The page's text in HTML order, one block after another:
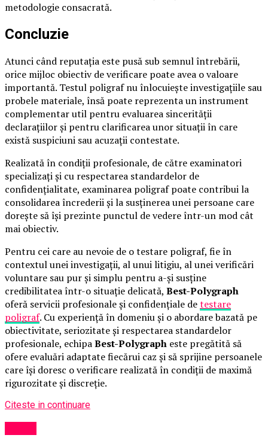
metodologie consacrată.
Concluzie
Atunci când reputația este pusă sub semnul întrebării,
orice mijloc obiectiv de verificare poate avea o valoare
importantă. Testul poligraf nu înlocuiește investigațiile sau
probele materiale, însă poate reprezenta un instrument
complementar util pentru evaluarea sincerității
declarațiilor și pentru clarificarea unor situații în care
există suspiciuni sau acuzații contestate.
Realizată în condiții profesionale, de către examinatori
specializați și cu respectarea standardelor de
confidențialitate, examinarea poligraf poate contribui la
consolidarea încrederii și la susținerea unei persoane care
dorește să își prezinte punctul de vedere într-un mod cât
mai obiectiv.
Pentru cei care au nevoie de o testare poligraf, fie în
contextul unei investigații, al unui litigiu, al unei verificări
voluntare sau pur și simplu pentru a-și susține
credibilitatea într-o situație delicată, Best-Polygraph
oferă servicii profesionale și confidențiale detestare
poligraf. Cu experiență în domeniu și o abordare bazată pe
obiectivitate, seriozitate și respectarea standardelor
profesionale, echipaBest-Polygraph este pregătită să
ofere evaluări adaptate fiecărui caz și să sprijine persoanele
care își doresc o verificare realizată în condiții de maximă
rigurozitate și discreție.
Citeste in continuare